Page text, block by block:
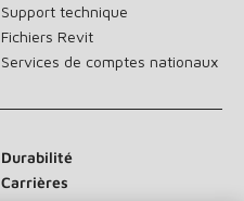
Support technique
Fichiers Revit
Services de comptes nationaux
Durabilité
Carrières